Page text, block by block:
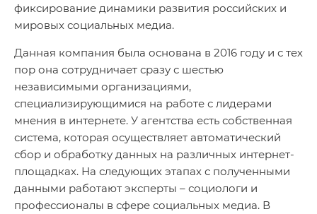
фиксирование динамики развития российских и
мировых социальных медиа.
Данная компания была основана в 2016 году и с тех
пор она сотрудничает сразу с шестью
независимыми организациями,
специализирующимися на работе с лидерами
мнения в интернете. У агентства есть собственная
система, которая осуществляет автоматический
сбор и обработку данных на различных интернет-
площадках. На следующих этапах с полученными
данными работают эксперты – социологи и
профессионалы в сфере социальных медиа. В